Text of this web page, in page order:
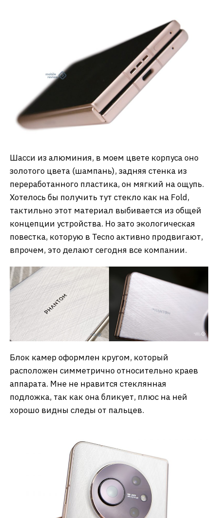
Шасси из алюминия, в моем цвете корпуса оно
золотого цвета (шампань), задняя стенка из
переработанного пластика, он мягкий на ощупь.
Хотелось бы получить тут стекло как на Fold,
тактильно этот материал выбивается из общей
концепции устройства. Но зато экологическая
повестка, которую в Tecno активно продвигают,
впрочем, это делают сегодня все компании.
Блок камер оформлен кругом, который
расположен симметрично относительно краев
аппарата. Мне не нравится стеклянная
подложка, так как она бликует, плюс на ней
хорошо видны следы от пальцев.